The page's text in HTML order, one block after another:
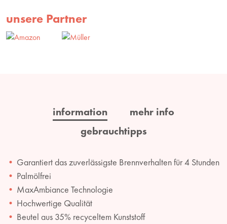
unsere Partner
information
mehr info
gebrauchtipps
Garantiert das zuverlässigste Brennverhalten für 4 Stunden
Palmölfrei
MaxAmbiance Technologie
Hochwertige Qualität
Beutel aus 35% recyceltem Kunststoff